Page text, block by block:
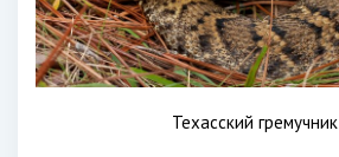
Техасский гремучник